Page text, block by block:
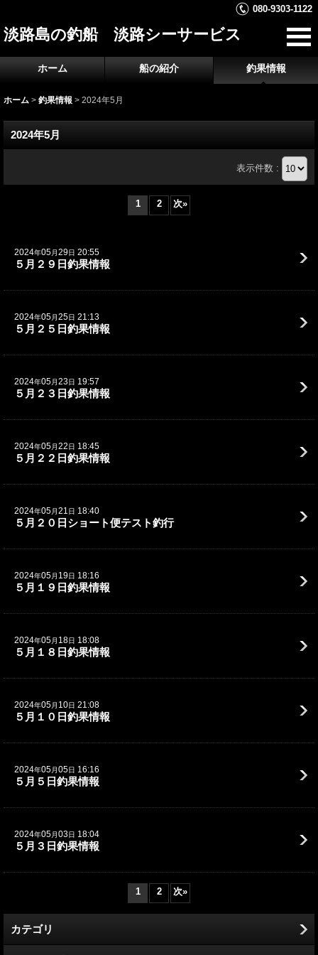
080-9303-1122
淡路島の釣船 淡路シーサービス
ホーム 船の紹介 釣果情報
ホーム > 釣果情報 > 2024年5月
2024年5月
表示件数 :
1 2 次»
2024年05月29日 20:55
５月２９日釣果情報
2024年05月25日 21:13
５月２５日釣果情報
2024年05月23日 19:57
５月２３日釣果情報
2024年05月22日 18:45
５月２２日釣果情報
2024年05月21日 18:40
５月２０日ショート便テスト釣行
2024年05月 19日 18:16
５月１９日釣果情報
2024年05月 18日 18:08
５月１８日釣果情報
2024年05月 10日 21:08
５月１０日釣果情報
2024年05月05日 16:16
５月５日釣果情報
2024年05月03日 18:04
５月３日釣果情報
1 2 次»
カテゴリ